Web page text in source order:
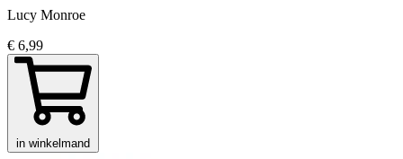
Lucy Monroe
€ 6,99
in winkelmand